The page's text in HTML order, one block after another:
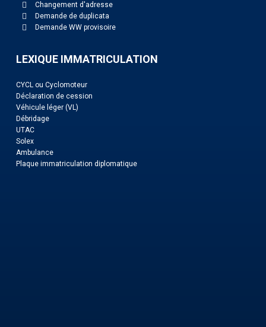
Changement d'adresse
Demande de duplicata
Demande WW provisoire
LEXIQUE IMMATRICULATION
CYCL ou Cyclomoteur
Déclaration de cession
Véhicule léger (VL)
Débridage
UTAC
Solex
Ambulance
Plaque immatriculation diplomatique